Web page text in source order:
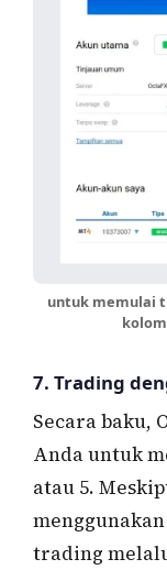
untuk memulai
7. Trading
Secara baku,
Anda untuk
atau 5.
trading